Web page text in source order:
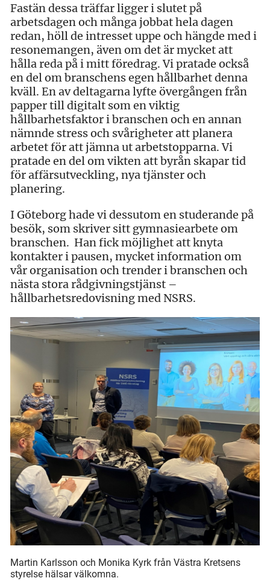
Fastän dessa träffar ligger i slutet på
arbetsdagen och många jobbat hela dagen
redan, höll de intresset uppe och hängde med i
resonemangen, även om det är mycket att
hålla reda på i mitt föredrag. Vi pratade också
en del om branschens egen hållbarhet denna
kväll. En av deltagarna lyfte övergången från
papper till digitalt som en viktig
hållbarhetsfaktor i branschen och en annan
nämnde stress och svårigheter att planera
arbetet för att jämna ut arbetstopparna. Vi
pratade en del om vikten att byrån skapar tid
för affärsutveckling, nya tjänster och
planering.
I Göteborg hade vi dessutom en studerande på
besök, som skriver sitt gymnasiearbete om
branschen. Han fick möjlighet att knyta
kontakter i pausen, mycket information om
vår organisation och trender i branschen och
nästa stora rådgivningstjänst –
hållbarhetsredovisning med NSRS.
Martin Karlsson och Monika Kyrk från Västra Kretsens
styrelse hälsar välkomna.